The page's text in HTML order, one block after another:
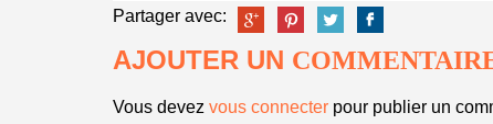
Partager avec:
AJOUTER UN
Vous devez vous connecter pour publier un